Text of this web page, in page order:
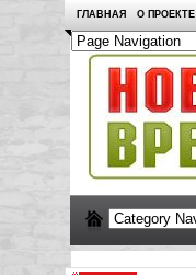
ГЛАВНАЯ О ПРОЕКТЕ